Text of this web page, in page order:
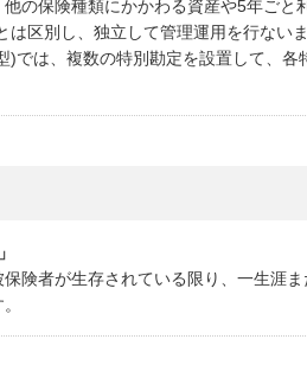
他の保険種類にかかわる資産や5年ご
は区別し、独立して管理運用を行ない
)では、複数の特別勘定を設置して、
険者が生存されている限り、一生涯